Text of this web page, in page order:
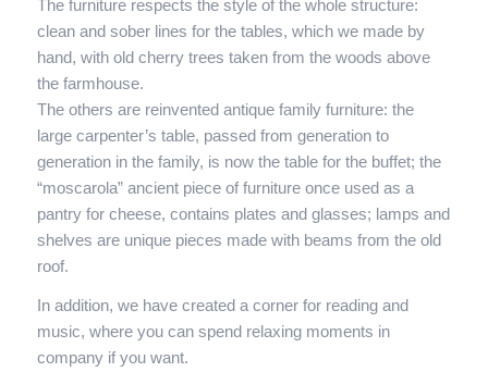
The furniture respects the style of the whole structure:
clean and sober lines for the tables, which we made by
hand, with old cherry trees taken from the woods above
the farmhouse.
The others are reinvented antique family furniture: the
large carpenter’s table, passed from generation to
generation in the family, is now the table for the buffet; the
“moscarola” ancient piece of furniture once used as a
pantry for cheese, contains plates and glasses; lamps and
shelves are unique pieces made with beams from the old
roof.
In addition, we have created a corner for reading and
music, where you can spend relaxing moments in
company if you want.